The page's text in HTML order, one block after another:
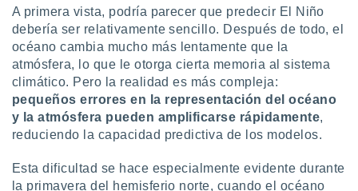
únicos
similares
como
este sitio
IP
A primera vista, podría parecer que predecir El Niño
debería ser relativamente sencillo. Después de todo, el
océano cambia mucho más lentamente que la
atmósfera, lo que le otorga cierta memoria al sistema
climático. Pero la realidad es más compleja:
pequeños errores en la representación del océano
y la atmósfera pueden amplificarse rápidamente,
reduciendo la capacidad predictiva de los modelos.
Esta dificultad se hace especialmente evidente durante
la primavera del hemisferio norte, cuando el océano